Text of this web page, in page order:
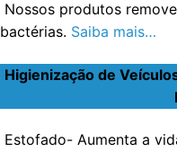
Nossos produtos
bactérias. Saiba mais…
Higienização de
Estofado- Aumenta a